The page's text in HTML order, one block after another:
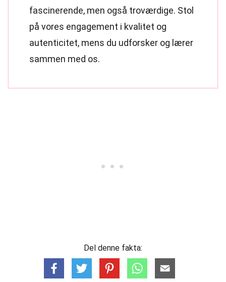
fascinerende, men også troværdige. Stol
på vores engagement i kvalitet og
autenticitet, mens du udforsker og lærer
sammen med os.
Del denne fakta: